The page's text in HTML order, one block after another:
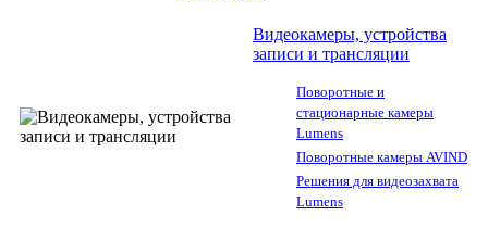
Видеокамеры, устройства
записи и трансляции
Поворотные и
стационарные камеры
Lumens
Поворотные камеры AVIND
Решения для видеозахвата
Lumens